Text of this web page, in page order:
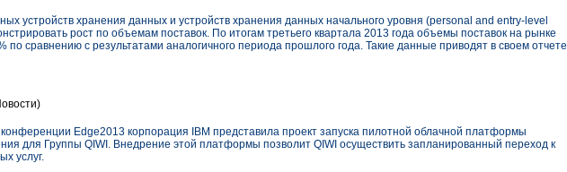
устройств хранения данных и устройств хранения данных начального уровня (personal and entry-level
рост по объемам поставок. По итогам третьего квартала 2013 года объемы поставок на рынке
по сравнению с результатами аналогичного периода прошлого года. Такие данные приводят в своем отчете
Edge2013 корпорация IBM представила проект запуска пилотной облачной платформы
для Группы QIWI. Внедрение этой платформы позволит QIWI осуществить запланированный переход к
услуг.